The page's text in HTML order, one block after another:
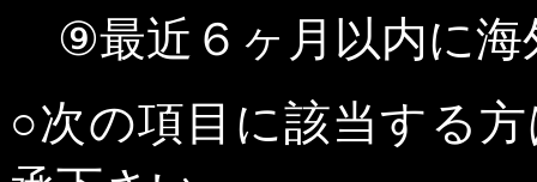
⑨最近６ヶ月以内に
○次の項目に該当する